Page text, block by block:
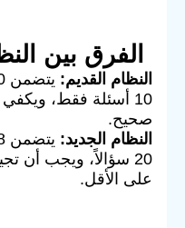
الفرق بين
النظام القديم:
صحيح.
النظام الجديد:
على الأقل.